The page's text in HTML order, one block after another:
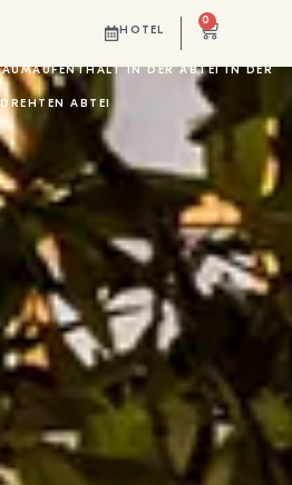
HOTEL
0
IN DER ABTEI IN DER
ABTEI